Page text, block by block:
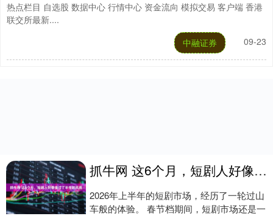
热点栏目 自选股 数据中心 行情中心 资金流向 模拟交易 客户端 香港
联交所最新....
09-23
中融证券
抓牛网 这6个月，短剧人好像走过了半生的风雨
2026年上半年的短剧市场，经历了一轮过山
车般的体验。 春节档期间，短剧市场还是一